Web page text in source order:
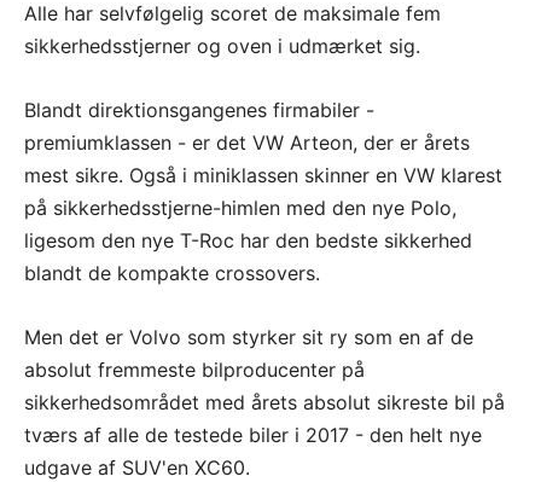
Alle har selvfølgelig scoret de maksimale fem
sikkerhedsstjerner og oven i udmærket sig.
Blandt direktionsgangenes firmabiler -
premiumklassen - er det VW Arteon, der er årets
mest sikre. Også i miniklassen skinner en VW klarest
på sikkerhedsstjerne-himlen med den nye Polo,
ligesom den nye T-Roc har den bedste sikkerhed
blandt de kompakte crossovers.
Men det er Volvo som styrker sit ry som en af de
absolut fremmeste bilproducenter på
sikkerhedsområdet med årets absolut sikreste bil på
tværs af alle de testede biler i 2017 - den helt nye
udgave af SUV'en XC60.